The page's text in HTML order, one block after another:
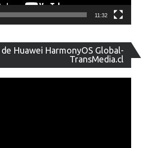
11:32
de Huawei HarmonyOS Global-
TransMedia.cl
de